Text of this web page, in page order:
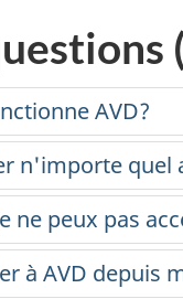
AVD?
n'importe quel
ne peux pas
à AVD depuis